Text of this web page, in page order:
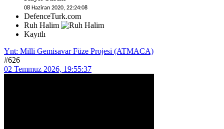
08 Haziran 2020, 22:24:08
DefenceTurk.com
Ruh Halim
Kayıtlı
Ynt: Milli Gemisavar Füze Projesi (ATMACA)
#626
02 Temmuz 2026, 19:55:37